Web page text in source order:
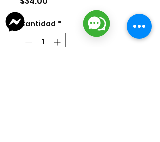
Cantidad *